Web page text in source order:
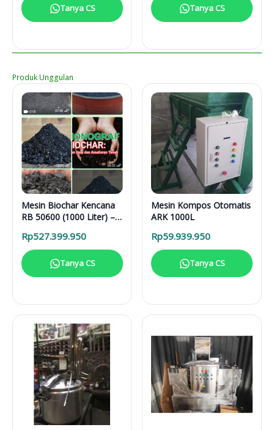
Tanya CS Tanya CS
Produk Unggulan
Mesin Biochar Kencana
RB 50600 (1000 Liter) –
Lengkap
Rp527.399.950
Tanya CS
Mesin Kompos Otomatis
ARK 1000L
Rp59.939.950
Tanya CS